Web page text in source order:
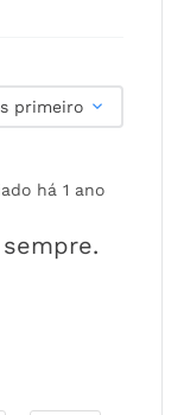
primeiro
há 1 ano